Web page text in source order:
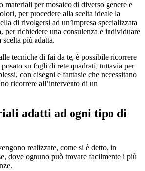
materiali per mosaico di diverso genere e
per procedere alla scelta ideale la
di rivolgersi ad un’impresa specializzata
per richiedere una consulenza e individuare
scelta più adatta.
tecniche di fai da te, è possibile ricorrere
su fogli di rete quadrati, tuttavia per
con disegni e fantasie che necessitano
ricorrere all’intervento di un
adatti ad ogni tipo di
realizzate, come si è detto, in
dove ognuno può trovare facilmente i più